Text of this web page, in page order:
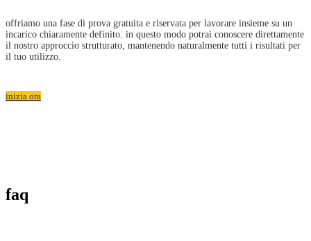
offriamo una fase di prova gratuita e riservata per lavorare insieme su un
incarico chiaramente definito. in questo modo potrai conoscere direttamente
il nostro approccio strutturato, mantenendo naturalmente tutti i risultati per
il tuo utilizzo.
inizia ora
faq